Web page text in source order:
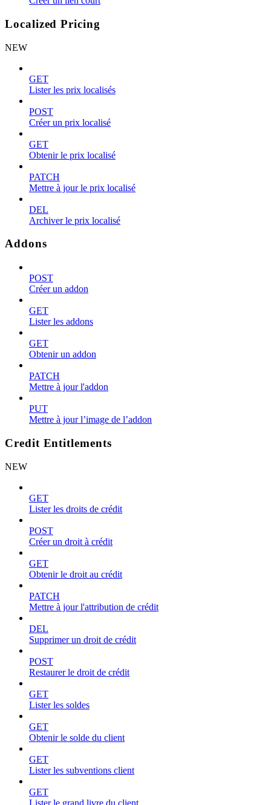
Localized Pricing
NEW
GET
Lister les prix localisés
POST
Créer un prix localisé
GET
Obtenir le prix localisé
PATCH
Mettre à jour le prix localisé
DEL
Archiver le prix localisé
Addons
POST
Créer un addon
GET
Lister les addons
GET
Obtenir un addon
PATCH
Mettre à jour l'addon
PUT
Mettre à jour l’image de l’addon
Credit Entitlements
NEW
GET
Lister les droits de crédit
POST
Créer un droit à crédit
GET
Obtenir le droit au crédit
PATCH
Mettre à jour l'attribution de crédit
DEL
Supprimer un droit de crédit
POST
Restaurer le droit de crédit
GET
Lister les soldes
GET
Obtenir le solde du client
GET
Lister les subventions client
GET
Lister le grand livre du client